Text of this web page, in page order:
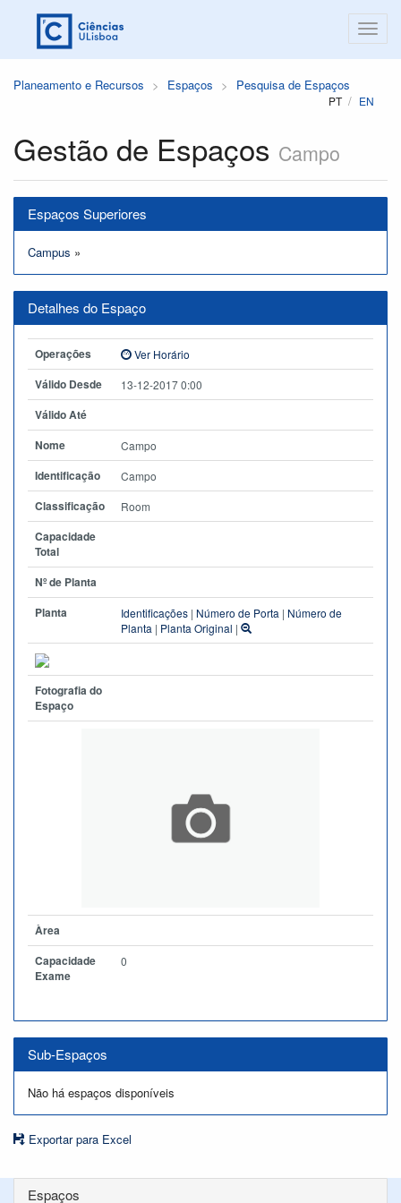
Planeamento e Recursos Espaços Pesquisa de Espaços
PT EN
Gestão de Espaços Campo
Espaços Superiores
Campus »
Detalhes do Espaço
Operações Ver Horário
Válido Desde 13-12-2017 0:00
Válido Até
Nome
Campo
Identificação Campo
Classificação Room
Capacidade
Total
Nº de Planta
Planta
Identificações | Número de Porta | Número de
Planta | Planta Original |
Fotografia do
Espaço
Àrea
Capacidade
Exame
0
Sub-Espaços
Não há espaços disponíveis
Exportar para Excel
Espaços